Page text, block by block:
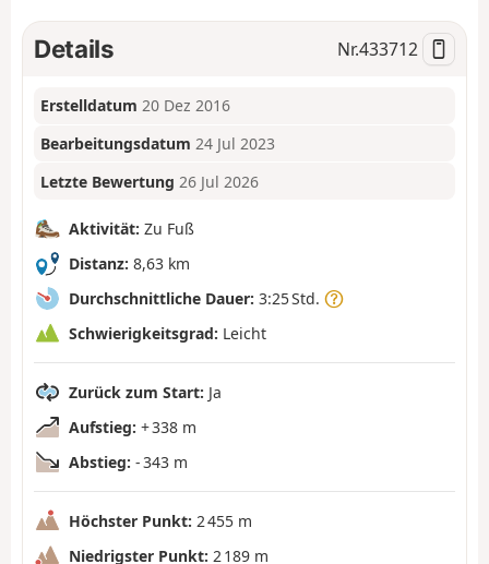
Details Nr.433712
Erstelldatum 20 Dez 2016
Bearbeitungsdatum 24 Jul 2023
Letzte Bewertung 26 Jul 2026
Aktivität: Zu Fuß
Distanz: 8,63 km
Durchschnittliche Dauer: 3:25 Std.
Schwierigkeitsgrad: Leicht
Zurück zum Start: Ja
Aufstieg: + 338 m
Abstieg: - 343 m
Höchster Punkt: 2 455 m
Niedrigster Punkt: 2 189 m